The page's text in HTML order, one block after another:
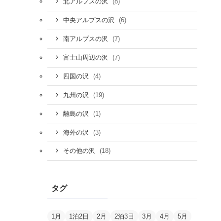
北アルプスの沢
中央アルプスの沢 (6)
南アルプスの沢 (7)
富士山周辺の沢 (7)
四国の沢 (4)
九州の沢 (19)
離島の沢 (1)
海外の沢 (3)
その他の沢 (18)
タグ
1月 1泊2日 2月 2泊3日 3月 4月 5月